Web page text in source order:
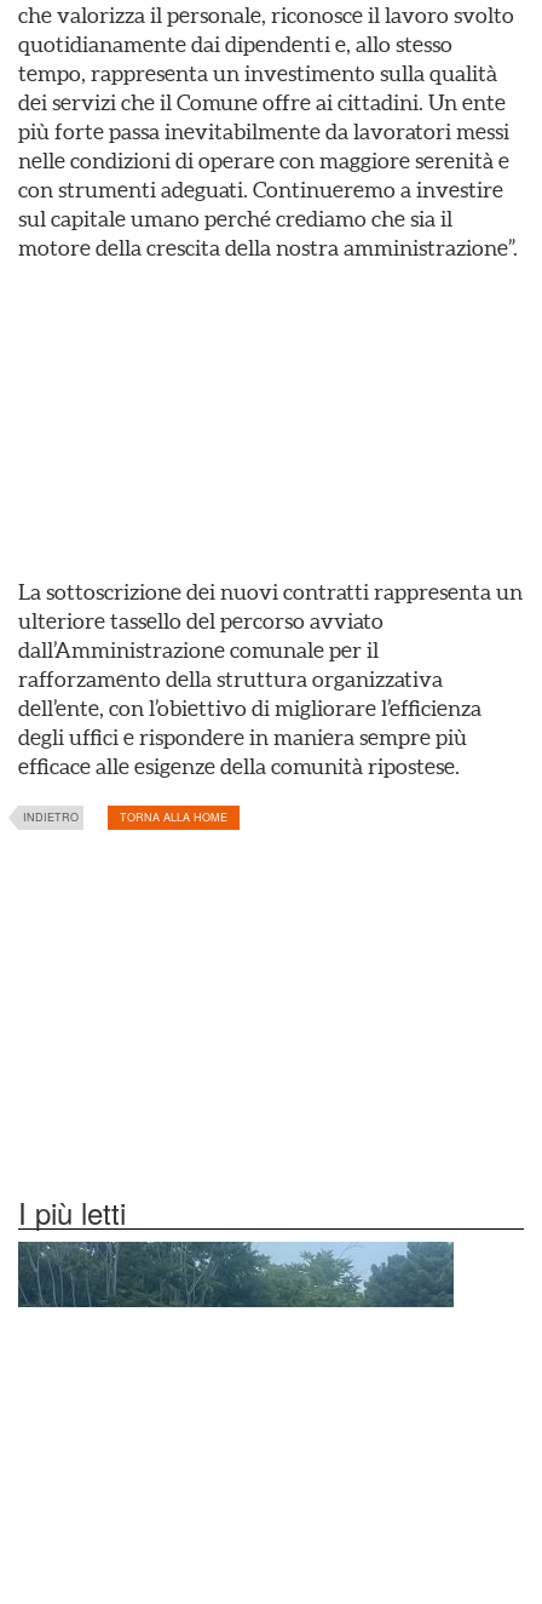
che valorizza il personale, riconosce il lavoro svolto
quotidianamente dai dipendenti e, allo stesso
tempo, rappresenta un investimento sulla qualità
dei servizi che il Comune offre ai cittadini. Un ente
più forte passa inevitabilmente da lavoratori messi
nelle condizioni di operare con maggiore serenità e
con strumenti adeguati. Continueremo a investire
sul capitale umano perché crediamo che sia il
motore della crescita della nostra amministrazione”.
La sottoscrizione dei nuovi contratti rappresenta un
ulteriore tassello del percorso avviato
dall’Amministrazione comunale per il
rafforzamento della struttura organizzativa
dell’ente, con l’obiettivo di migliorare l’efficienza
degli uffici e rispondere in maniera sempre più
efficace alle esigenze della comunità ripostese.
INDIETRO TORNA ALLA HOME
I più letti